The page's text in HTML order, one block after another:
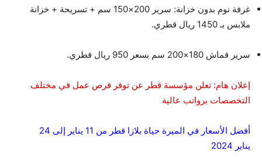
غرفة نوم بدون خزانة: سرير 200×150 سم + تسريحة + خزانة
ملابس بـ 1450 ريال قطري.
سرير قماش 180×200 سم بسعر 950 ريال قطري.
إعلان هام: تعلن مؤسسة قطر عن توفر فرص عمل في مختلف
التخصصات برواتب عالية
أفضل الأسعار في الميرة حياة بلازا قطر من 11 يناير إلى 24
يناير 2024